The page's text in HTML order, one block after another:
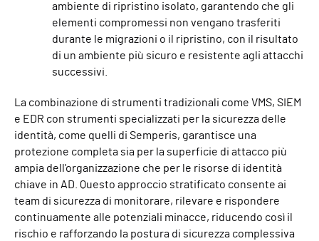
ambiente di ripristino isolato, garantendo che gli
elementi compromessi non vengano trasferiti
durante le migrazioni o il ripristino, con il risultato
di un ambiente più sicuro e resistente agli attacchi
successivi.
La combinazione di strumenti tradizionali come VMS, SIEM
e EDR con strumenti specializzati per la sicurezza delle
identità, come quelli di Semperis, garantisce una
protezione completa sia per la superficie di attacco più
ampia dell'organizzazione che per le risorse di identità
chiave in AD. Questo approccio stratificato consente ai
team di sicurezza di monitorare, rilevare e rispondere
continuamente alle potenziali minacce, riducendo così il
rischio e rafforzando la postura di sicurezza complessiva